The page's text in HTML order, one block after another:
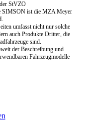
StVZO
SIMSON ist die MZA Meyer
umfasst nicht nur solche
auch Produkte Dritter, die
sind.
der Beschreibung und
Fahrzeugmodelle